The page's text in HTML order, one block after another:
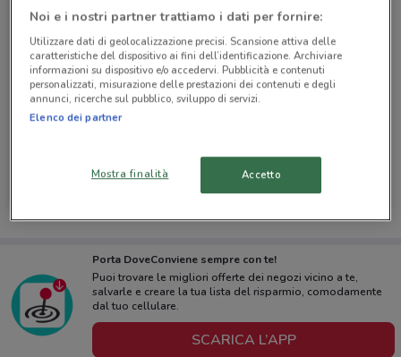
WindTre
Porta DoveConviene sempre con te!
Puoi trovare le migliori offerte dei negozi vicino a te,
salvarle e creare la tua lista del risparmio, comodamente
dal tuo cellulare.
SCARICA L’APP
Noi e i nostri partner trattiamo i dati per fornire:
Utilizzare dati di geolocalizzazione precisi. Scansione attiva delle
caratteristiche del dispositivo ai fini dell’identificazione. Archiviare
informazioni su dispositivo e/o accedervi. Pubblicità e contenuti
personalizzati, misurazione delle prestazioni dei contenuti e degli
annunci, ricerche sul pubblico, sviluppo di servizi.
Elenco dei partner
Mostra finalità Accetto